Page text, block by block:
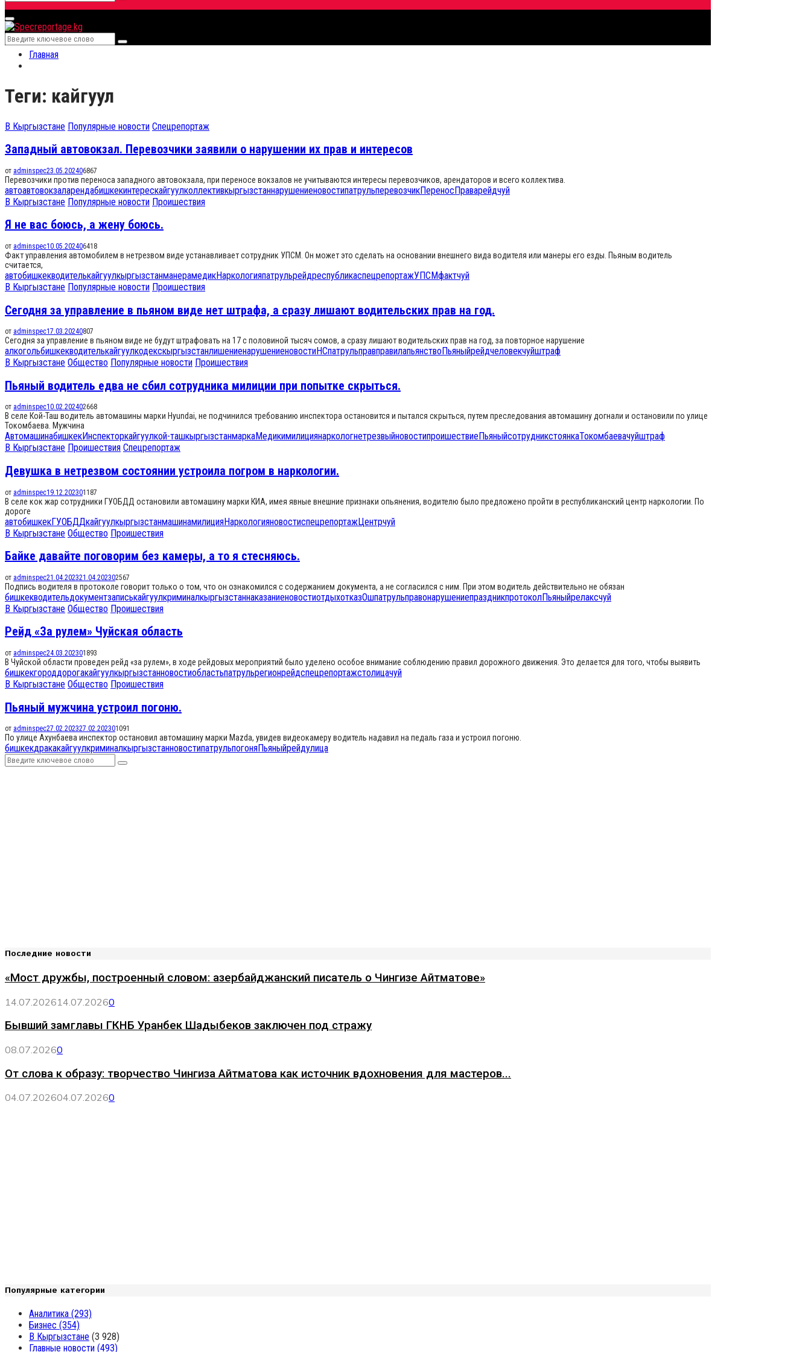
for:
Search
Primary
Menu
Search
for:
Search
Главная
Теги: кайгуул
В Кыргызстане Популярные новости Спецрепортаж
Западный автовокзал. Перевозчики заявили о нарушении их прав и интересов
от adminspec23.05.202406867
Перевозчики против переноса западного автовокзала, при переносе вокзалов не учитываются интересы перевозчиков, арендаторов и всего коллектива.
автоавтовокзаларендабишкекинтерескайгуулколлективкыргызстаннарушениеновостипатрульперевозчикПереносПраварейдчуй
В Кыргызстане Популярные новости Проишествия
Я не вас боюсь, а жену боюсь.
от adminspec10.05.202406418
Факт управления автомобилем в нетрезвом виде устанавливает сотрудник УПСМ. Он может это сделать на основании внешнего вида водителя или манеры его езды. Пьяным водитель
считается,
автобишкекводителькайгуулкыргызстанманерамедикНаркологияпатрульрейдреспубликаспецрепортажУПСМфактчуй
В Кыргызстане Популярные новости Проишествия
Сегодня за управление в пьяном виде нет штрафа, а сразу лишают водительских прав на год.
от adminspec17.03.20240807
Сегодня за управление в пьяном виде не будут штрафовать на 17 с половиной тысяч сомов, а сразу лишают водительских прав на год, за повторное нарушение
алкогольбишкекводителькайгуулкодекскыргызстанлишениенарушениеновостиНСпатрульправправилапьянство Пьяныйрейдчеловекчуйштраф
В Кыргызстане Общество Популярные новости Проишествия
Пьяный водитель едва не сбил сотрудника милиции при попытке скрыться.
от adminspec10.02.202402668
В селе Кой-Таш водитель автомашины марки Hyundai, не подчинился требованию инспектора остановится и пытался скрыться, путем преследования автомашину догнали и остановили по улице
Токомбаева. Мужчина
АвтомашинабишкекИнспекторкайгуулкой-ташкыргызстанмаркаМедикимилициянаркологнетрезвыйновостипроишествие ПьяныйсотрудникстоянкаТокомбаевачуйштраф
В Кыргызстане Проишествия Спецрепортаж
Девушка в нетрезвом состоянии устроила погром в наркологии.
от adminspec19.12.202301187
В селе кок жар сотрудники ГУОБДД остановили автомашину марки КИА, имея явные внешние признаки опьянения, водителю было предложено пройти в республиканский центр наркологии. По
дороге
автобишкекГУОБДДкайгуулкыргызстанмашинамилицияНаркологияновостиспецрепортажЦентрчуй
В Кыргызстане Общество Проишествия
Байке давайте поговорим без камеры, а то я стесняюсь.
от adminspec21.04.202321.04.202302567
Подпись водителя в протоколе говорит только о том, что он ознакомился с содержанием документа, а не согласился с ним. При этом водитель действительно не обязан
бишкекводительдокументзаписькайгуулкриминалкыргызстаннаказаниеновостиотдыхотказОшпатрульправонарушениепраздникпротоколПьяныйрелаксчуй
В Кыргызстане Общество Проишествия
Рейд «За рулем» Чуйская область
от adminspec24.03.202301893
В Чуйской области проведен рейд «за рулем», в ходе рейдовых мероприятий было уделено особое внимание соблюдению правил дорожного движения. Это делается для того, чтобы выявить
бишкекгороддорогакайгуулкыргызстанновостиобластьпатрульрегионрейдспецрепортажстолицачуй
В Кыргызстане Общество Проишествия
Пьяный мужчина устроил погоню.
от adminspec27.02.202327.02.202301091
По улице Ахунбаева инспектор остановил автомашину марки Mazda, увидев видеокамеру водитель надавил на педаль газа и устроил погоню.
бишкекдракакайгуулкриминалкыргызстанновостипатрульпогоняПьяныйрейдулица
Search
for:
Search
Последние новости
«Мост дружбы, построенный словом: азербайджанский писатель о Чингизе Айтматове»
14.07.202614.07.20260
Бывший замглавы ГКНБ Уранбек Шадыбеков заключен под стражу
08.07.20260
От слова к образу: творчество Чингиза Айтматова как источник вдохновения для мастеров...
04.07.202604.07.20260
Популярные категории
Аналитика (293)
Бизнес (354)
В Кыргызстане (3 928)
Главные новости (493)